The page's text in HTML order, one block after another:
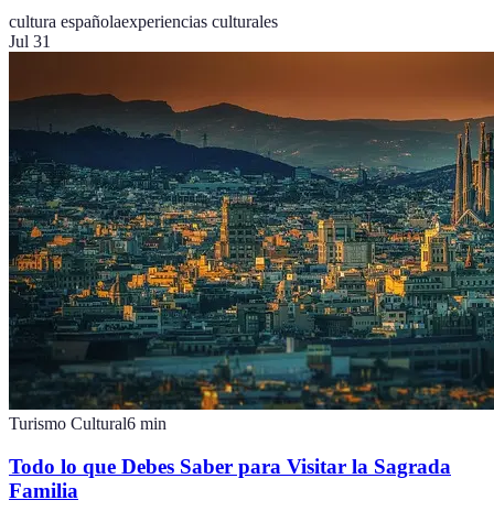
cultura españolaexperiencias culturales
Jul 31
Turismo Cultural6 min
Todo lo que Debes Saber para Visitar la Sagrada
Familia